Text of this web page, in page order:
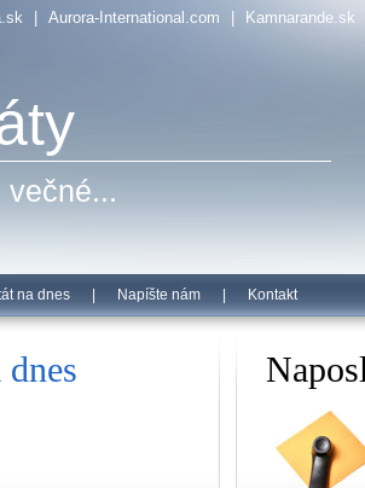
Aurora-International.com Kamnarande.sk
večné...
na dnes Napíšte nám Kontakt
dnes